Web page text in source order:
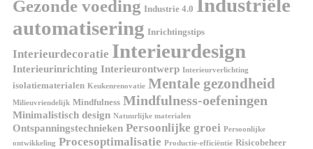
Gezonde voeding Industrie 4.0 Industriële
automatisering Inrichtingstips
Interieurdecoratie Interieurdesign
Interieurinrichting Interieurontwerp Interieurverlichting
isolatiematerialen Keukenrenovatie Mentale gezondheid
Milieuvriendelijk Mindfulness Mindfulness-oefeningen
Minimalistisch design Natuurlijke materialen
Ontspanningstechnieken Persoonlijke groei Persoonlijke
ontwikkeling Procesoptimalisatie Productie-efficiëntie Risicobeheer